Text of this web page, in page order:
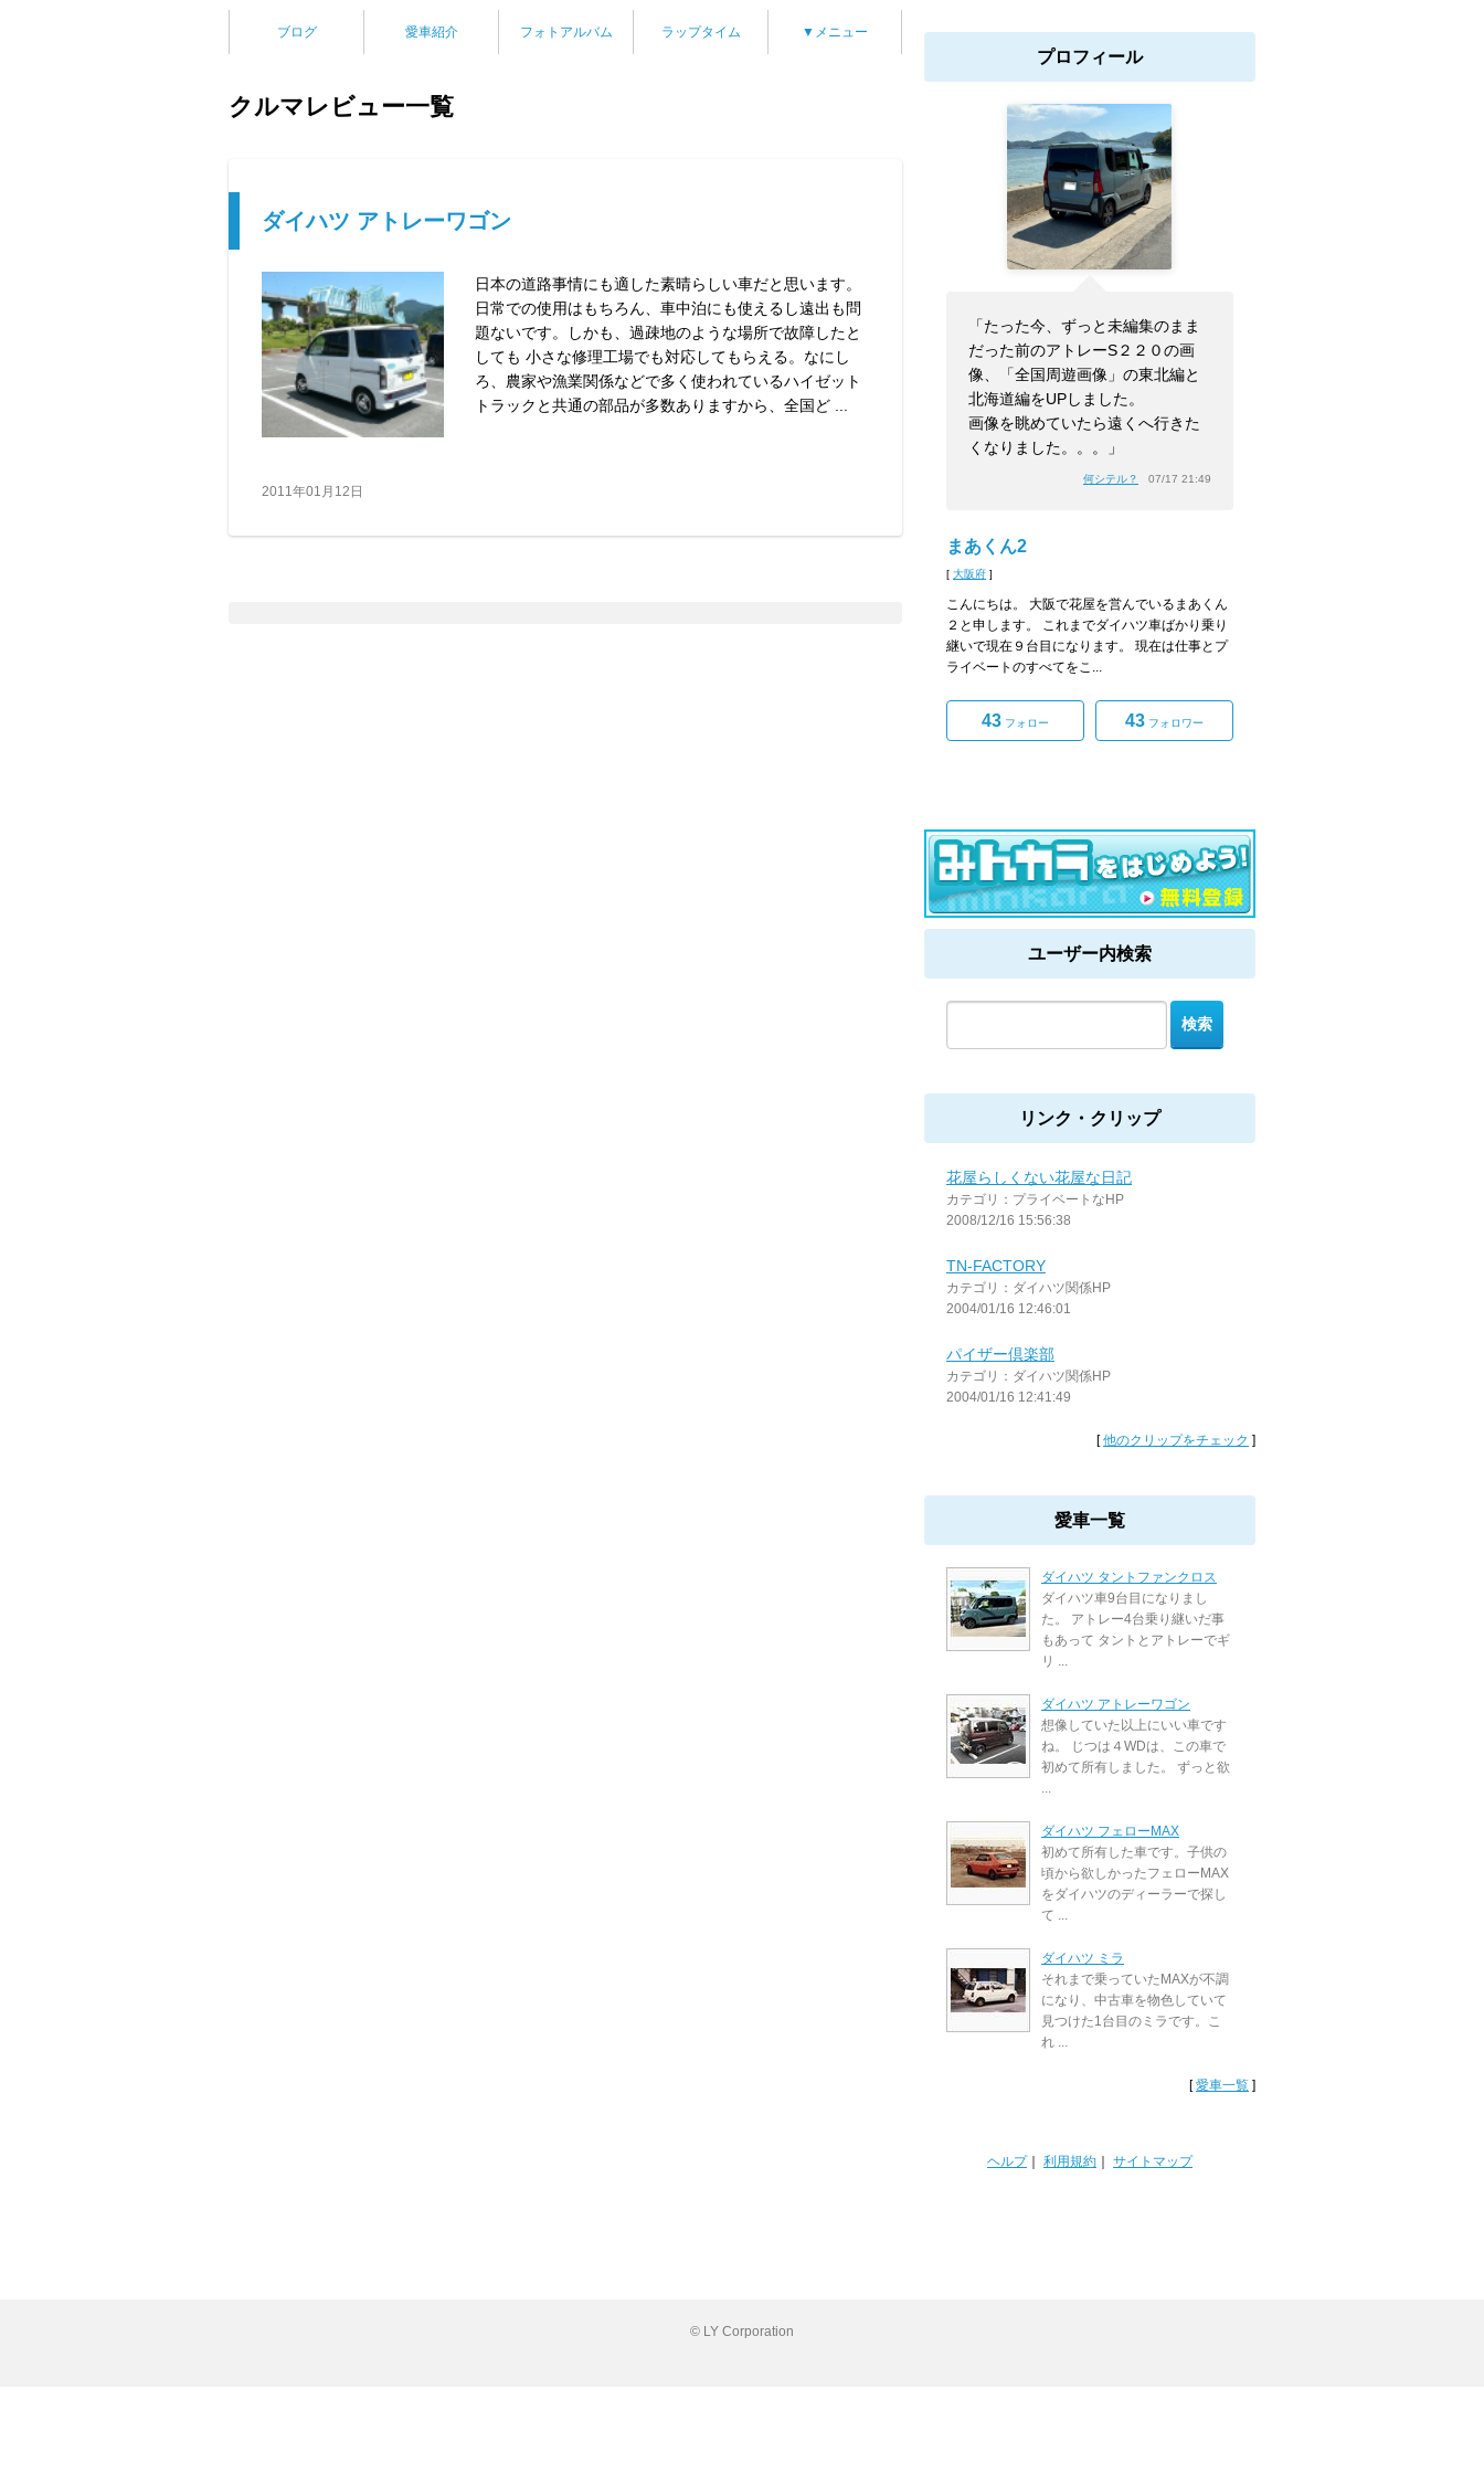
ブログ 愛車紹介 フォトアルバム ラップタイム ▼メニュー
クルマレビュー一覧
ダイハツ アトレーワゴン
日本の道路事情にも適した素晴らしい車だと思います。
日常での使用はもちろん、車中泊にも使えるし遠出も問
題ないです。しかも、過疎地のような場所で故障したと
しても 小さな修理工場でも対応してもらえる。なにし
ろ、農家や漁業関係などで多く使われているハイゼット
トラックと共通の部品が多数ありますから、全国ど ...
2011年01月12日
プロフィール
「たった今、ずっと未編集のまま
だった前のアトレーS２２０の画
像、「全国周遊画像」の東北編と
北海道編をUPしました。
画像を眺めていたら遠くへ行きた
くなりました。。。」
何シテル？ 07/17 21:49
まあくん2
[ 大阪府 ]
こんにちは。 大阪で花屋を営んでいるまあくん
２と申します。 これまでダイハツ車ばかり乗り
継いで現在９台目になります。 現在は仕事とプ
ライベートのすべてをこ...
43 フォロー 43 フォロワー
ユーザー内検索
リンク・クリップ
花屋らしくない花屋な日記
カテゴリ：プライベートなHP
2008/12/16 15:56:38
TN-FACTORY
カテゴリ：ダイハツ関係HP
2004/01/16 12:46:01
パイザー倶楽部
カテゴリ：ダイハツ関係HP
2004/01/16 12:41:49
[他のクリップをチェック ]
愛車一覧
ダイハツ タントファンクロス
ダイハツ車9台目になりまし
た。 アトレー4台乗り継いだ事
もあって タントとアトレーでギ
リ ...
ダイハツ アトレーワゴン
想像していた以上にいい車です
ね。 じつは４WDは、この車で
初めて所有しました。 ずっと欲
...
ダイハツ フェローMAX
初めて所有した車です。子供の
頃から欲しかったフェローMAX
をダイハツのディーラーで探し
て ...
ダイハツ ミラ
それまで乗っていたMAXが不調
になり、中古車を物色していて
見つけた1台目のミラです。こ
れ ...
[愛車一覧 ]
ヘルプ｜ 利用規約 サイトマップ
© LY Corporation